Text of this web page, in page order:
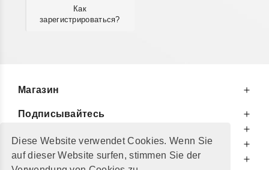
Diese Website verwendet Cookies. Wenn Sie
auf dieser Website surfen, stimmen Sie der
Как
зарегистрироваться?
Магазин
Подписывайтесь
Информируем Вас
Дополнительно